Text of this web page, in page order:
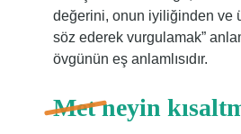
değerini, onun iyiliğinden ve
söz ederek vurgulamak”
övgünün eş anlamlısıdır.
Met neyin